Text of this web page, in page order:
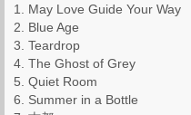
1. May Love Guide Your Way
2. Blue Age
3. Teardrop
4. The Ghost of Grey
5. Quiet Room
6. Summer in a Bottle